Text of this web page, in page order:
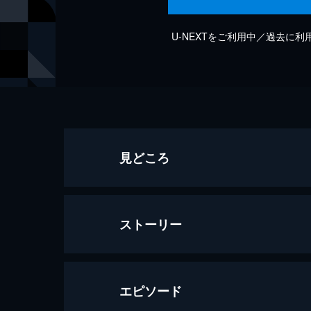
U-NEXTをご利用中／過去に利
見どころ
ストーリー
エピソード